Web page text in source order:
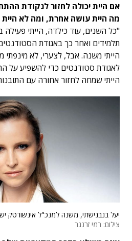
אם היית יכולה לחזור לנקודת
מה היית עושה אחרת, ומה לא
"כל השנים, עוד כילדה, הייתי פעילה
תלמידים ואחר כך באגודת
הייתי משנה. אבל, לצערי, לא
לאגודת סטודנטים כדי להשפיע על
הייתי שמחה לחזור אחורה עם
יעל בנבנישתי, משנה למנכ"ל אינשורטק
צילום: רמי זרנגר